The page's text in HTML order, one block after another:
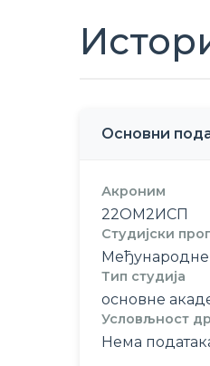
Основни
Акроним
22ОМ2ИСП
Студијски
Међународне
Тип студија
основне
Условљност
Нема